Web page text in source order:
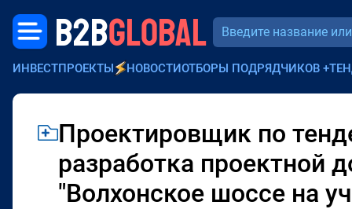
B2BGLOBAL
ИНВЕСТПРОЕКТЫ НОВОСТИОТБОРЫ ПОДРЯДЧИКОВ +
Проектировщик по
разработка проектной
"Волхонское шоссе на